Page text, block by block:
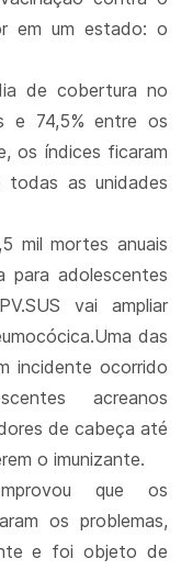
em um estado: o
de cobertura no
e 74,5% entre os
os índices ficaram
as unidades
mil mortes anuais
para adolescentes
vai ampliar
das
incidente ocorrido
acreanos
de cabeça até
o imunizante.
que os
os problemas,
e foi objeto de